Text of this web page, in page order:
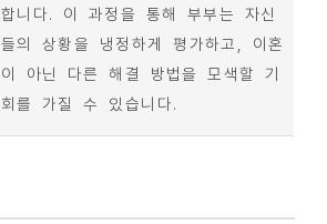
합니다. 이 과정을 통해 부부는 자신
들의 상황을 냉정하게 평가하고, 이혼
이 아닌 다른 해결 방법을 모색할 기
회를 가질 수 있습니다.